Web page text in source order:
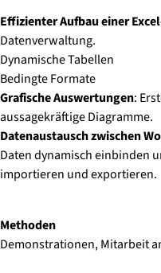
Effizienter Aufbau einer
Datenverwaltung.
Dynamische Tabellen
Bedingte Formate
Grafische Auswertungen:
aussagekräftige Diagramme.
Datenaustausch zwischen
Daten dynamisch einbinden
importieren und exportieren.
Methoden
Demonstrationen, Mitarbeit